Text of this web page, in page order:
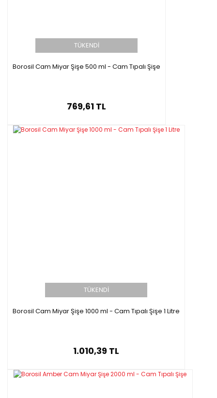
TÜKENDİ
Borosil Cam Miyar Şişe 500 ml - Cam Tıpalı Şişe
769,61 TL
TÜKENDİ
Borosil Cam Miyar Şişe 1000 ml - Cam Tıpalı Şişe 1 Litre
1.010,39 TL